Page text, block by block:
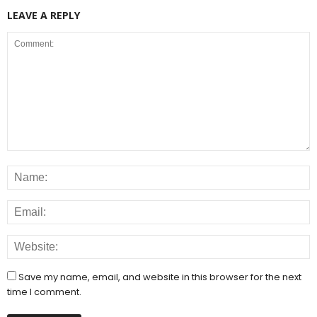
LEAVE A REPLY
Save my name, email, and website in this browser for the next
time I comment.